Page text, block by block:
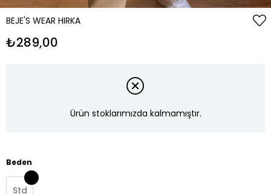
BEJE'S WEAR HIRKA
₺289,00
Ürün stoklarımızda kalmamıştır.
Beden
Std